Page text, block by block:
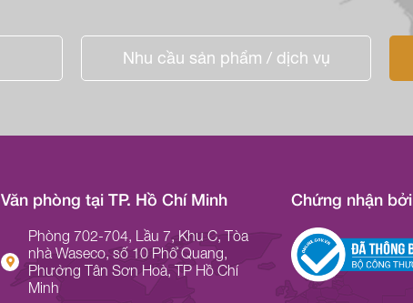
Văn phòng tại TP. Hồ Chí Minh
Phòng 702-704, Lầu 7, Khu C, Tòa
nhà Waseco, số 10 Phổ Quang,
Phường Tân Sơn Hoà, TP Hồ Chí
Minh
Chứng nhận bởi